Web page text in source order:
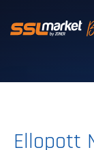
Ellopott